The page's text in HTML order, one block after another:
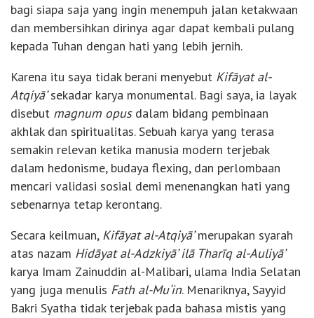
bagi siapa saja yang ingin menempuh jalan ketakwaan
dan membersihkan dirinya agar dapat kembali pulang
kepada Tuhan dengan hati yang lebih jernih.
Karena itu saya tidak berani menyebut Kifāyat al-
Atqiyā’sekadar karya monumental. Bagi saya, ia layak
disebut magnum opusdalam bidang pembinaan
akhlak dan spiritualitas. Sebuah karya yang terasa
semakin relevan ketika manusia modern terjebak
dalam hedonisme, budaya flexing, dan perlombaan
mencari validasi sosial demi menenangkan hati yang
sebenarnya tetap kerontang.
Secara keilmuan, Kifāyat al-Atqiyā’merupakan syarah
atas nazam Hidāyat al-Adzkiyā’ ilā Tharīq al-Auliyā’
karya Imam Zainuddin al-Malibari, ulama India Selatan
yang juga menulis Fath al-Mu‘in. Menariknya, Sayyid
Bakri Syatha tidak terjebak pada bahasa mistis yang